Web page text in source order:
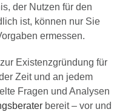
der Nutzen für den
ist, können nur Sie
ermessen.
Existenzgründung für
Zeit und an jedem
Fragen und Analysen
bereit – vor und